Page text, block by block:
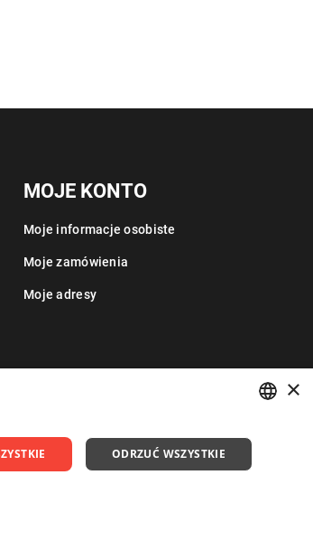
MOJE KONTO
Moje informacje osobiste
Moje zamówienia
Moje adresy
POLISH
ENGLISH
×
ODRZUĆ WSZYSTKIE